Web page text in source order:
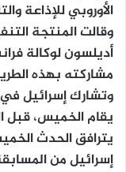
الأوروبي للإذاعة
وقالت المنتجة
أديلسون لوكالة
مشاركته بهذه
وتشارك إسرائيل
يقام الخميس، قبل
يترافق الحدث
إسرائيل من